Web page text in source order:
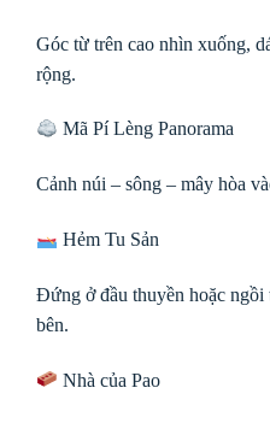
Góc từ trên cao nhìn xuống,
rộng.
Mã Pí Lèng Panorama
Cảnh núi – sông – mây hòa
Hẻm Tu Sản
Đứng ở đầu thuyền hoặc ngồi
bên.
Nhà của Pao